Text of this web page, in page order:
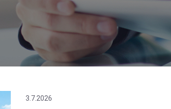
3.7.2026